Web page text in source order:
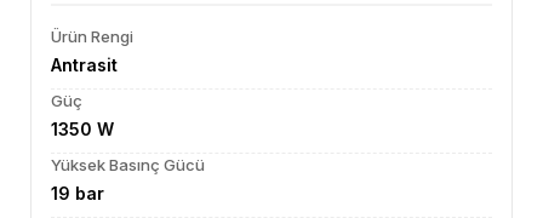
Ürün Rengi
Antrasit
Güç
1350 W
Yüksek Basınç Gücü
19 bar